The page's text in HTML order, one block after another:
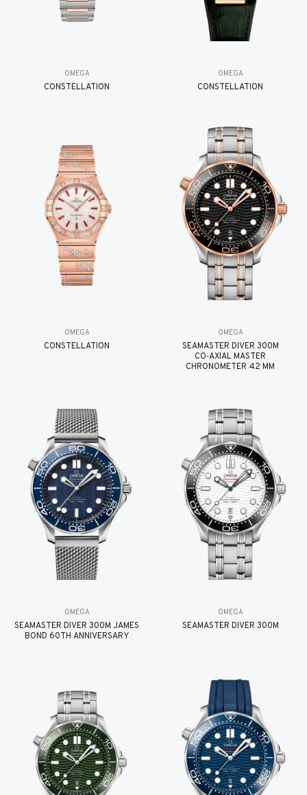
OMEGA
CONSTELLATION
OMEGA
CONSTELLATION
OMEGA
CONSTELLATION
OMEGA
SEAMASTER DIVER 300M
CO‑AXIAL MASTER
CHRONOMETER 42 MM
OMEGA
SEAMASTER DIVER 300M JAMES
BOND 60TH ANNIVERSARY
OMEGA
SEAMASTER DIVER 300M